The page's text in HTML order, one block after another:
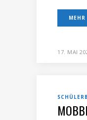
17. MAI